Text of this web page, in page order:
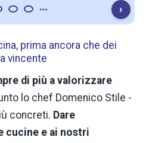
›
prima ancora che dei
vincente
di più a valorizzare
lo chef Domenico Stile -
concreti. Dare
cucine e ai nostri